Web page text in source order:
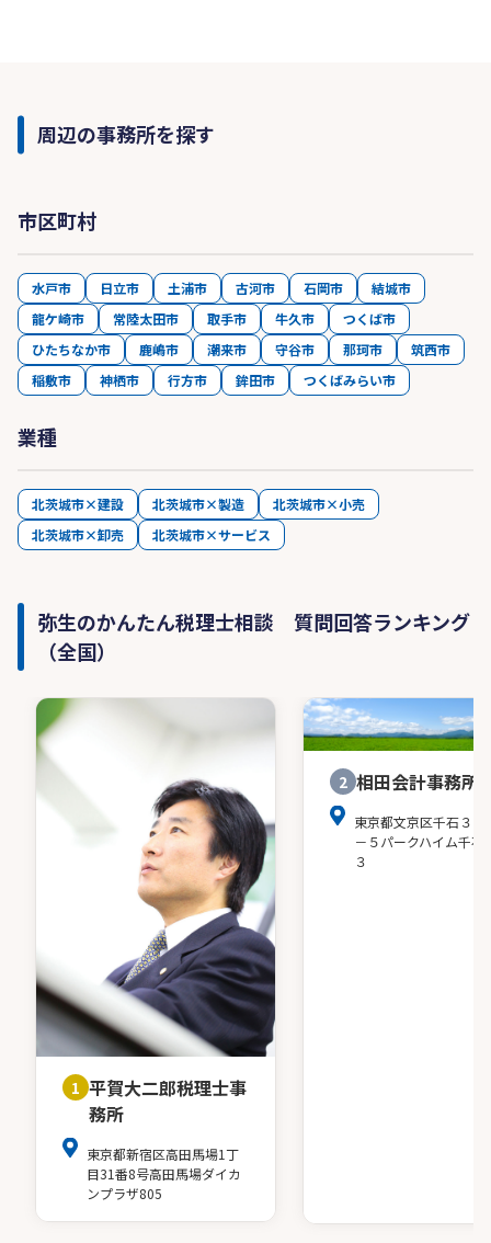
周辺の事務所を探す
市区町村
水戸市 日立市 土浦市 古河市 石岡市
結城市
龍ケ崎市
常陸太田市 取手市 牛久市
つくば市
ひたちなか市
鹿嶋市 潮来市 守谷市 那珂市
筑西市
稲敷市
神栖市 行方市 鉾田市 つくばみらい市
業種
北茨城市×建設 北茨城市×製造
北茨城市×小売
北茨城市×卸売
北茨城市×サービス
弥生のかんたん税理士相談 質問回答ランキング
（全国）
1 平賀大二郎税理士事
務所
東京都新宿区高田馬場1丁
目31番8号高田馬場ダイカ
ンプラザ805
2 相田会計事務所
東京都文京区千石３－
－５パークハイム千石
３